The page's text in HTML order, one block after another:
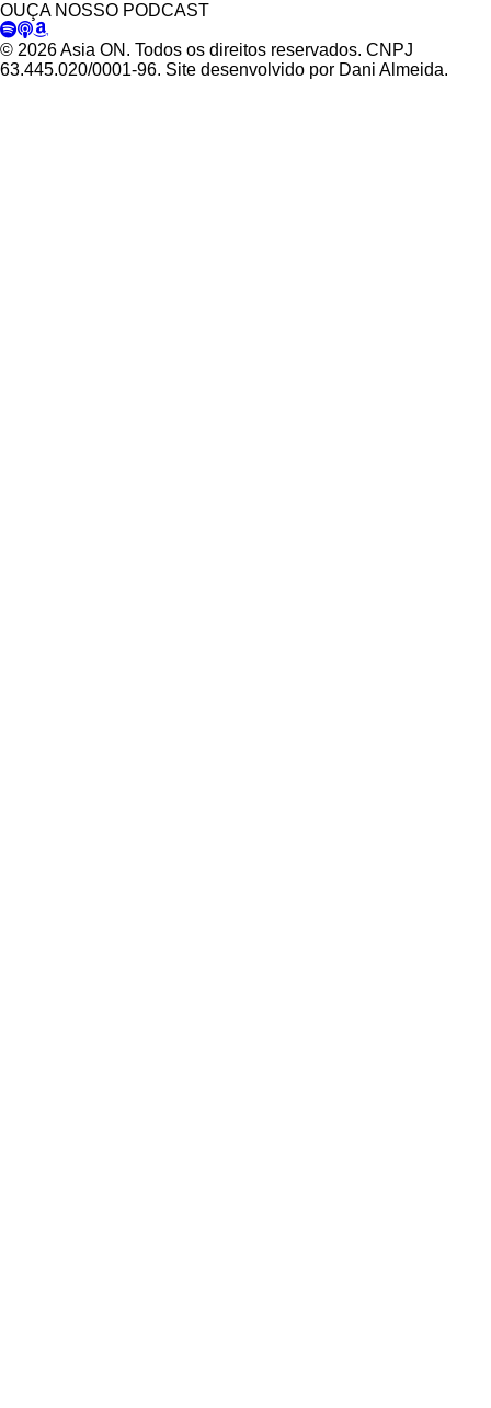
OUÇA NOSSO PODCAST
© 2026 Asia ON. Todos os direitos reservados. CNPJ
63.445.020/0001-96. Site desenvolvido por Dani Almeida.